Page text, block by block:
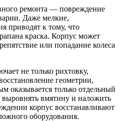
ремонта — повреждение
Даже мелкие,
приводят к тому, что
краска. Корпус может
или попадание колеса
не только рихтовку,
геометрии,
оказывается только отдельный
вмятину и наложить
корпус восстанавливают
оборудования.